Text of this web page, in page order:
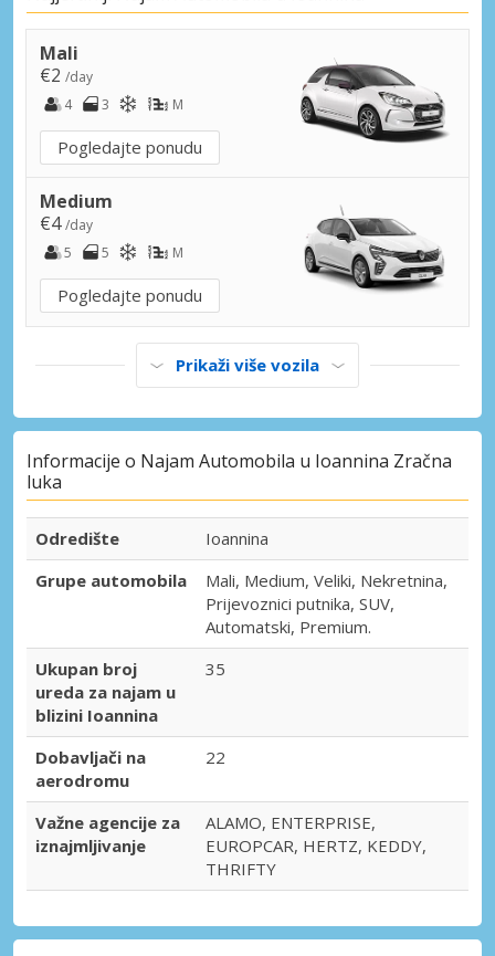
Mali
€2 /day
4
3 M
Pogledajte ponudu
Medium
€4/day
5
5 M
Pogledajte ponudu
Prikaži više vozila
Informacije o Najam Automobila u Ioannina Zračna
luka
Odredište
Ioannina
Grupe automobila
Mali, Medium, Veliki, Nekretnina,
Prijevoznici putnika, SUV,
Automatski, Premium.
Ukupan broj
ureda za najam u
blizini Ioannina
35
Dobavljači na
aerodromu
22
Važne agencije za
iznajmljivanje
ALAMO, ENTERPRISE,
EUROPCAR, HERTZ, KEDDY,
THRIFTY